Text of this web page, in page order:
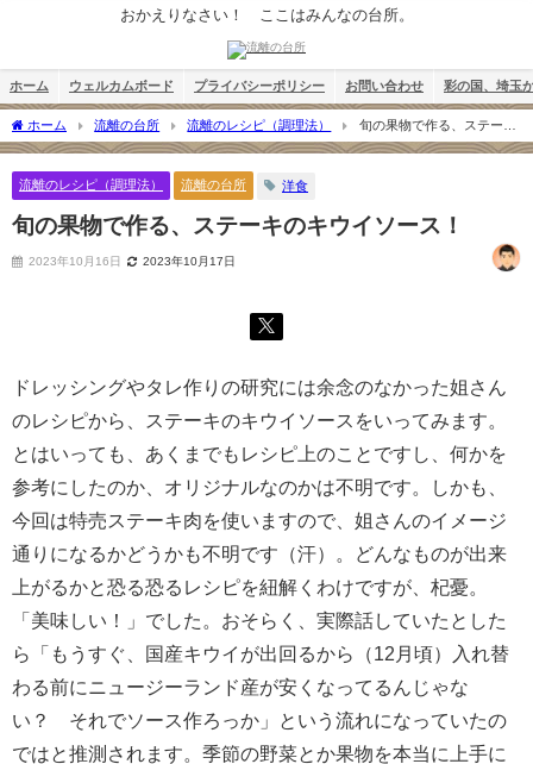
おかえりなさい！ ここはみんなの台所。
ホーム ウェルカムボード プライバシーポリシー お問い合わせ 彩の国、埼玉
ホーム 流離の台所 流離のレシピ（調理法）
旬の果物で作る、ステーキ
のキウイソース！
流離のレシピ（調理法） 流離の台所 洋食
旬の果物で作る、ステーキのキウイソース！
2023年10月16日 2023年10月17日
ドレッシングやタレ作りの研究には余念のなかった姐さん
のレシピから、ステーキのキウイソースをいってみます。
とはいっても、あくまでもレシピ上のことですし、何かを
参考にしたのか、オリジナルなのかは不明です。しかも、
今回は特売ステーキ肉を使いますので、姐さんのイメージ
通りになるかどうかも不明です（汗）。どんなものが出来
上がるかと恐る恐るレシピを紐解くわけですが、杞憂。
「美味しい！」でした。おそらく、実際話していたとした
ら「もうすぐ、国産キウイが出回るから（12月頃）入れ替
わる前にニュージーランド産が安くなってるんじゃな
い？ それでソース作ろっか」という流れになっていたの
ではと推測されます。季節の野菜とか果物を本当に上手に